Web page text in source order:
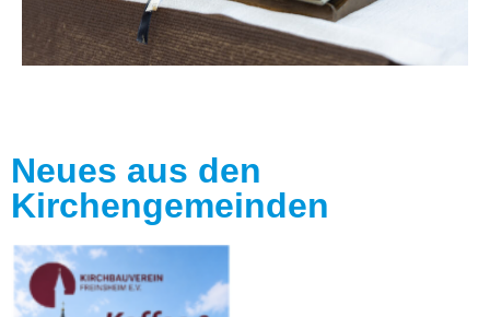
Neues aus den
Kirchengemeinden